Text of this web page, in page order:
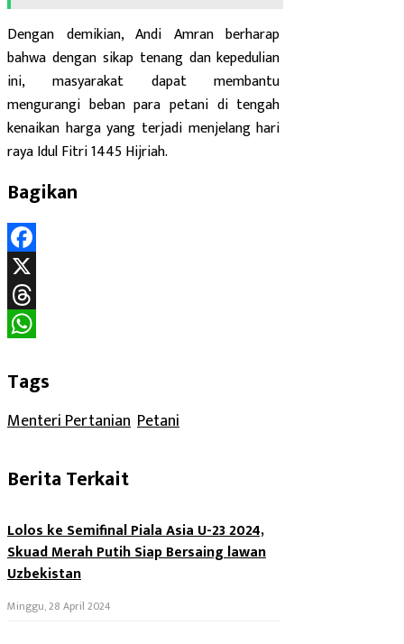
Dengan demikian, Andi Amran berharap
bahwa dengan sikap tenang dan kepedulian
ini, masyarakat dapat membantu
mengurangi beban para petani di tengah
kenaikan harga yang terjadi menjelang hari
raya Idul Fitri 1445 Hijriah.
Bagikan
Facebook
X
Threads
Tags
Menteri Pertanian Petani
Berita Terkait
Lolos ke Semifinal Piala Asia U-23 2024,
Skuad Merah Putih Siap Bersaing lawan
Uzbekistan
Minggu, 28 April 2024